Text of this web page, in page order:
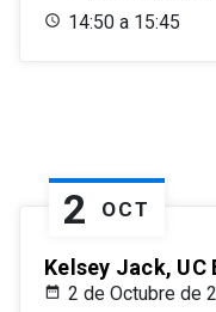
14:50 a 15:45
2 OCT
Kelsey Jack, UC
2 de Octubre de